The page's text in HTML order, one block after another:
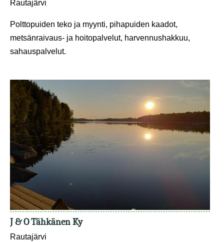
Rautajärvi
Polttopuiden teko ja myynti, pihapuiden kaadot,
metsänraivaus- ja hoitopalvelut, harvennushakkuu,
sahauspalvelut.
J & O Tähkänen Ky
Rautajärvi